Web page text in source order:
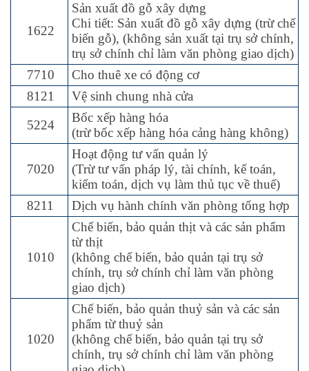
1622
Sản xuất đồ gỗ xây dựng
Chi tiết: Sản xuất đồ gỗ xây dựng (trừ chế
biến gỗ), (không sản xuất tại trụ sở chính,
trụ sở chính chỉ làm văn phòng giao dịch)
7710
Cho thuê xe có động cơ
8121
Vệ sinh chung nhà cửa
5224
Bốc xếp hàng hóa
(trừ bốc xếp hàng hóa cảng hàng không)
7020
Hoạt động tư vấn quản lý
(Trừ tư vấn pháp lý, tài chính, kế toán,
kiểm toán, dịch vụ làm thủ tục về thuế)
8211
Dịch vụ hành chính văn phòng tổng hợp
1010
Chế biến, bảo quản thịt và các sản phẩm
từ thịt
(không chế biến, bảo quản tại trụ sở
chính, trụ sở chính chỉ làm văn phòng
giao dịch)
1020
Chế biến, bảo quản thuỷ sản và các sản
phẩm từ thuỷ sản
(không chế biến, bảo quản tại trụ sở
chính, trụ sở chính chỉ làm văn phòng